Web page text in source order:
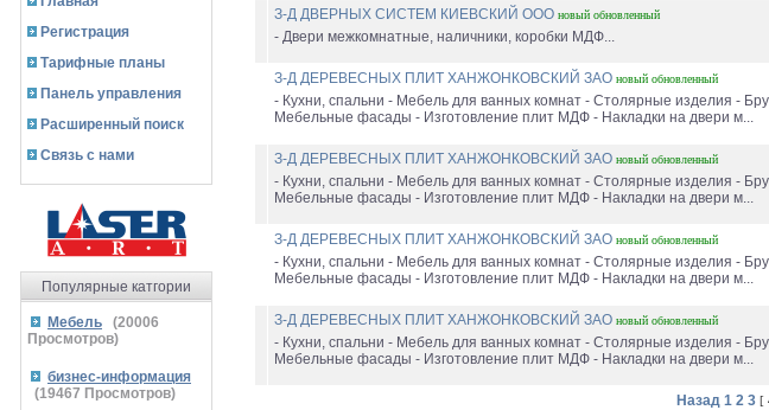
Регистрация
Тарифные планы
Панель управления
Расширенный поиск
Связь с нами
Популярные катгории
Мебель (20006
Просмотров)
бизнес-информация
(19467 Просмотров)
З-Д ДВЕРНЫХ СИСТЕМ КИЕВСКИЙ ООО новый обновленный
- Двери межкомнатные, наличники, коробки МДФ...
З-Д ДЕРЕВЕСНЫХ ПЛИТ ХАНЖОНКОВСКИЙ ЗАО новый обновленный
- Кухни, спальни - Мебель для ванных комнат - Столярные изделия -
Мебельные фасады - Изготовление плит МДФ - Накладки на двери м...
З-Д ДЕРЕВЕСНЫХ ПЛИТ ХАНЖОНКОВСКИЙ ЗАО новый обновленный
- Кухни, спальни - Мебель для ванных комнат - Столярные изделия -
Мебельные фасады - Изготовление плит МДФ - Накладки на двери м...
З-Д ДЕРЕВЕСНЫХ ПЛИТ ХАНЖОНКОВСКИЙ ЗАО новый обновленный
- Кухни, спальни - Мебель для ванных комнат - Столярные изделия -
Мебельные фасады - Изготовление плит МДФ - Накладки на двери м...
З-Д ДЕРЕВЕСНЫХ ПЛИТ ХАНЖОНКОВСКИЙ ЗАО новый обновленный
- Кухни, спальни - Мебель для ванных комнат - Столярные изделия -
Мебельные фасады - Изготовление плит МДФ - Накладки на двери м...
Назад 1 2 3 [